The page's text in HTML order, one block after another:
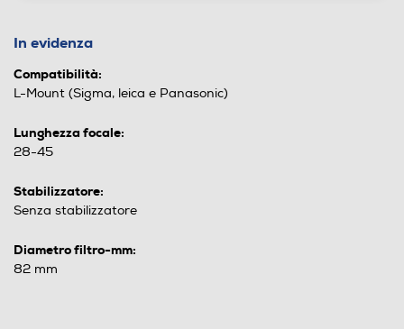
In evidenza
Compatibilità:
L-Mount (Sigma, leica e Panasonic)
Lunghezza focale:
28-45
Stabilizzatore:
Senza stabilizzatore
Diametro filtro-mm:
82 mm